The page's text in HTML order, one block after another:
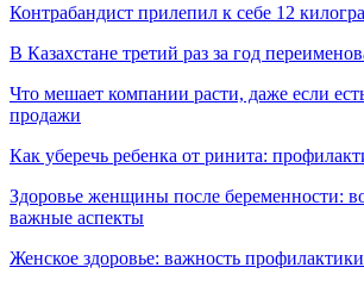
Контрабандист прилепил к себе 12
В Казахстане третий раз за год
Что мешает компании расти, даже если
продажи
Как уберечь ребенка от ринита:
Здоровье женщины после беременности:
важные аспекты
Женское здоровье: важность